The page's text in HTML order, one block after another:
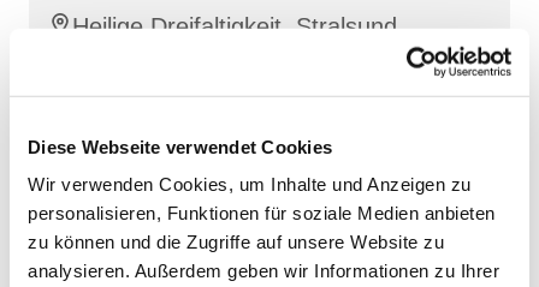
Diese Webseite verwendet Cookies
Wir verwenden Cookies, um Inhalte und Anzeigen zu
personalisieren, Funktionen für soziale Medien anbieten
zu können und die Zugriffe auf unsere Website zu
analysieren. Außerdem geben wir Informationen zu Ihrer
Heilige Dreifaltigkeit, Stralsund,
Frankenwall 7, 18439 Stralsund